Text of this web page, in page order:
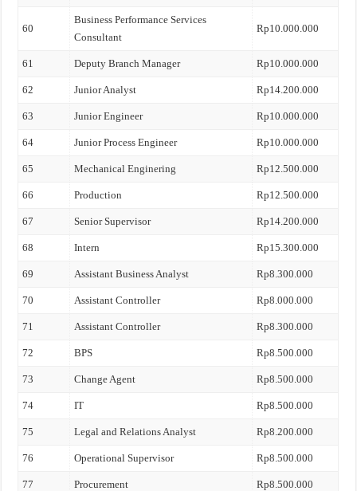
60
Business Performance Services
Consultant
Rp10.000.000
61 Deputy Branch Manager Rp10.000.000
62 Junior Analyst Rp14.200.000
63 Junior Engineer Rp10.000.000
64 Junior Process Engineer Rp10.000.000
65 Mechanical Enginering Rp12.500.000
66 Production Rp12.500.000
67 Senior Supervisor Rp14.200.000
68 Intern Rp15.300.000
69 Assistant Business Analyst Rp8.300.000
70 Assistant Controller Rp8.000.000
71 Assistant Controller Rp8.300.000
72 BPS Rp8.500.000
73 Change Agent Rp8.500.000
74 IT Rp8.500.000
75 Legal and Relations Analyst Rp8.200.000
76 Operational Supervisor Rp8.500.000
77 Procurement Rp8.500.000